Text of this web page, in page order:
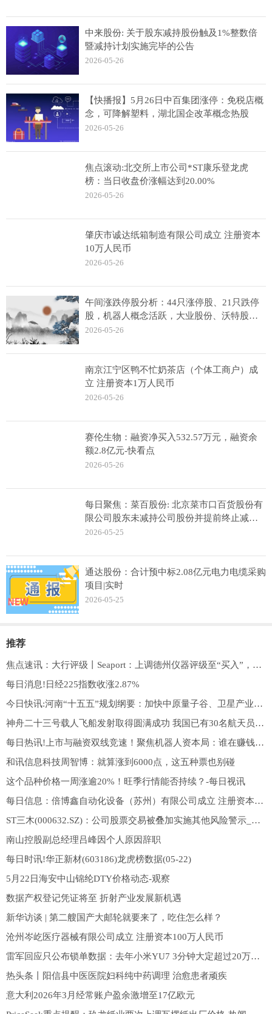
中来股份: 关于股东减持股份触及1%整数倍
暨减持计划实施完毕的公告
2026-05-26
【快播报】5月26日中百集团涨停：免税店概
念，可降解塑料，湖北国企改革概念热股
2026-05-26
焦点滚动:北交所上市公司*ST康乐登龙虎
榜：当日收盘价涨幅达到20.00%
2026-05-26
肇庆市诚达纸箱制造有限公司成立 注册资本
10万人民币
2026-05-26
午间涨跌停股分析：44只涨停股、21只跌停
股，机器人概念活跃，大业股份、沃特股份
涨停 今热点
2026-05-26
南京江宁区鸭不忙奶茶店（个体工商户）成
立 注册资本1万人民币
2026-05-26
赛伦生物：融资净买入532.57万元，融资余
额2.8亿元-快看点
2026-05-26
每日聚焦：菜百股份: 北京菜市口百货股份有
限公司股东未减持公司股份并提前终止减持
计划的公告
2026-05-25
通达股份：合计预中标2.08亿元电力电缆采购
项目|实时
2026-05-25
推荐
焦点速讯：大行评级丨Seaport：上调德州仪器评级至“买入”，目标价400美元
每日消息!日经225指数收涨2.87%
今日快讯:河南“十五五”规划纲要：加快中原量子谷、卫星产业园区等产业基地建设
神舟二十三号载人飞船发射取得圆满成功 我国已有30名航天员、47人次进入太空执行飞行任务
每日热讯!上市与融资双线竞速！聚焦机器人资本局：谁在赚钱 谁在赌明天
和讯信息科技周智博：就算涨到6000点，这五种票也别碰
这个品种价格一周涨逾20%！旺季行情能否持续？-每日视讯
每日信息：倍博鑫自动化设备（苏州）有限公司成立 注册资本5万人民币
ST三木(000632.SZ)：公司股票交易被叠加实施其他风险警示_重点聚焦
南山控股副总经理吕峰因个人原因辞职
每日时讯!华正新材(603186)龙虎榜数据(05-22)
5月22日海安中山锦纶DTY价格动态-观察
数据产权登记凭证将至 折射产业发展新机遇
新华访谈 | 第二艘国产大邮轮就要来了，吃住怎么样？
沧州岑屹医疗器械有限公司成立 注册资本100万人民币
雷军回应只公布锁单数据：去年小米YU7 3分钟大定超过20万辆，行业没有人信，觉得数据有问题
热头条丨阳信县中医医院妇科纯中药调理 治愈患者顽疾
意大利2026年3月经常账户盈余激增至17亿欧元